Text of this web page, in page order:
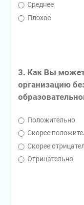
Среднее
Плохое
3. Как Вы
организацию
Положительно
Скорее
Скорее
Отрицательно